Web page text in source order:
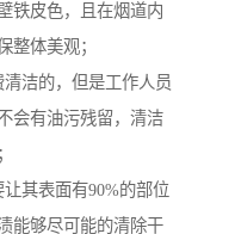
铁皮色，且在烟道内
整体美观；
洁的，但是工作人员
会有油污残留，清洁
其表面有90%的部位
能够尽可能的清除干